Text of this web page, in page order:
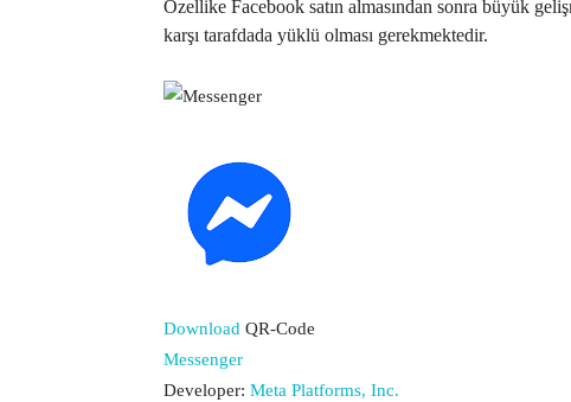
Özellike Facebook satın almasından sonra büyük
karşı tarafdada yüklü olması gerekmektedir.
Download QR-Code
Messenger
Developer: Meta Platforms, Inc.